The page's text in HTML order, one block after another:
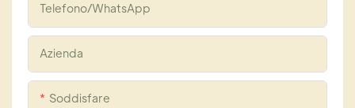
Telefono/WhatsApp
Azienda
Soddisfare